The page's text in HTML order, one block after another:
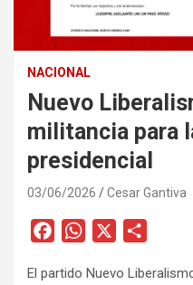
NACIONAL
Nuevo
militancia para
presidencial
03/06/2026 Cesar Gantiva
c
W
a
m
El partido Nuevo